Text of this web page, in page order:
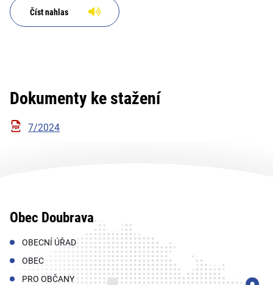
Číst nahlas
Dokumenty ke stažení
7/2024
Obec Doubrava
OBECNÍ ÚŘAD
OBEC
PRO OBČANY